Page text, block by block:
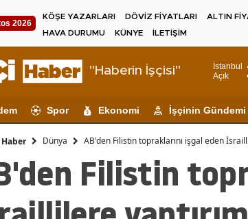
2026
KÖŞE YAZARLARI DÖVİZ FİYATLARI ALTIN
HAVA DURUMU
KÜNYE İLETİŞİM
"Haberin İşçisi"
İstanbul
Açık
Ağrı
Spor Ekonomi İşçinin Gündemi
Dünya AB'den Filistin topraklarını işgal eden
Filistin